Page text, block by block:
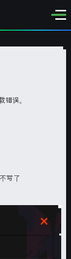
误。
写了